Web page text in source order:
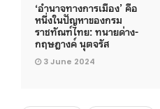
‘อำนาจทางการเมือง’ คือ
หนึ่งในปัญหาของกรม
ราชทัณฑ์ไทย: ทนายด่าง-
กฤษฎางค์ นุตจรัส
3 June 2024